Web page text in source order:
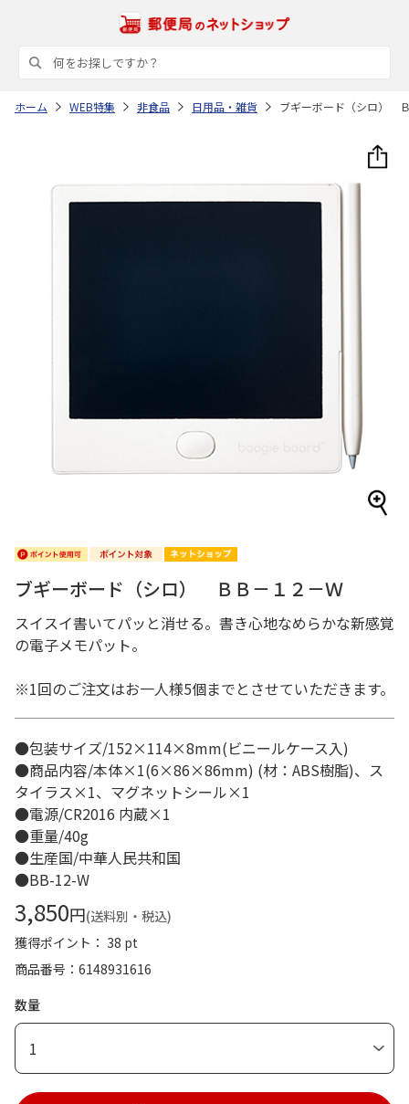
ホーム WEB特集 非食品 日用品・雑貨 ブギーボード（シロ）
ブギーボード（シロ） ＢＢ－１２－Ｗ
スイスイ書いてパッと消せる。書き心地なめらかな新感覚
の電子メモパット。
※1回のご注文はお一人様5個までとさせていただきます。
●包装サイズ/152×114×8mm(ビニールケース入)
●商品内容/本体×1(6×86×86mm) (材：ABS樹脂)、ス
タイラス×1、マグネットシール×1
●電源/CR2016 内蔵×1
●重量/40g
●生産国/中華人民共和国
●BB-12-W
3,850円(送料別・税込)
獲得ポイント： 38 pt
商品番号
6148931616
数量
1